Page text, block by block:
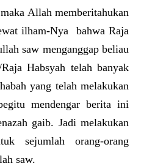
Allah memberitahukan
ilham-Nya bahwa Raja
saw menganggap beliau
Habsyah telah banyak
yang telah melakukan
mendengar berita ini
gaib. Jadi melakukan
sejumlah orang-orang
saw.